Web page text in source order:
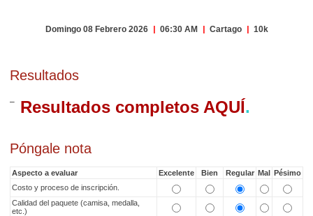
Domingo 08 Febrero 2026 | 06:30 AM | Cartago | 10k
Resultados
Resultados completos AQUÍ.
Póngale nota
Aspecto a evaluar Excelente Bien Regular Mal Pésimo
Costo y proceso de inscripción.
Calidad del paquete (camisa, medalla,
etc.)